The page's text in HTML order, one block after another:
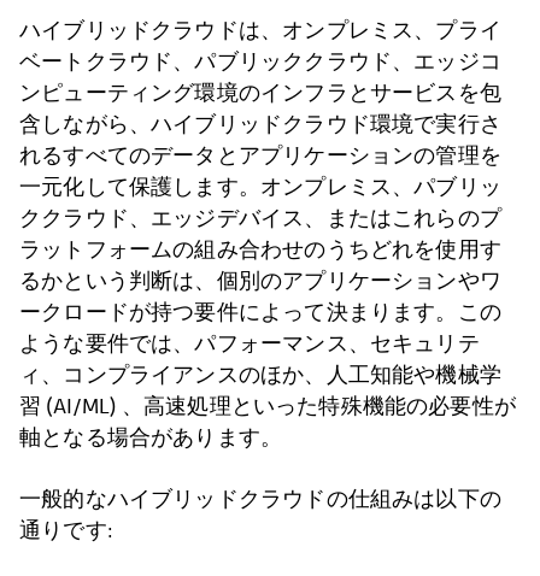
ハイブリッドクラウドは、オンプレミス、プライ
ベートクラウド、パブリッククラウド、エッジコ
ンピューティング環境のインフラとサービスを包
含しながら、ハイブリッドクラウド環境で実行さ
れるすべてのデータとアプリケーションの管理を
一元化して保護します。オンプレミス、パブリッ
ククラウド、エッジデバイス、またはこれらのプ
ラットフォームの組み合わせのうちどれを使用す
るかという判断は、個別のアプリケーションやワ
ークロードが持つ要件によって決まります。この
ような要件では、パフォーマンス、セキュリテ
ィ、コンプライアンスのほか、人工知能や機械学
習 (AI/ML) 、高速処理といった特殊機能の必要性が
軸となる場合があります。
一般的なハイブリッドクラウドの仕組みは以下の
通りです: